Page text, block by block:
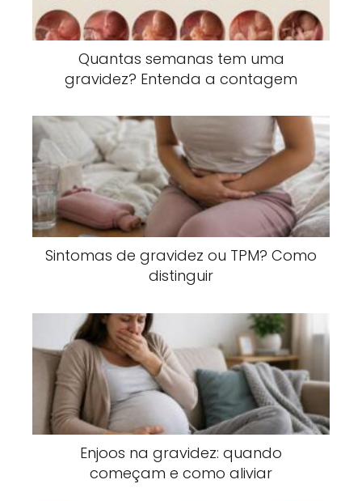
Quantas semanas tem uma
gravidez? Entenda a contagem
Sintomas de gravidez ou TPM? Como
distinguir
Enjoos na gravidez: quando
começam e como aliviar